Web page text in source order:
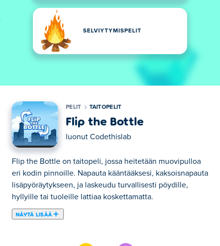
SELVIYTYMISPELIT
PELIT TAITOPELIT
Flip the Bottle
luonut Codethislab
Flip the Bottle on taitopeli, jossa heitetään muovipulloa
eri kodin pinnoille. Napauta kääntääksesi, kaksoisnapauta
lisäpyöräytykseen, ja laskeudu turvallisesti pöydille,
hyllyille tai tuoleille lattiaa koskettamatta.
NÄYTÄ LISÄÄ